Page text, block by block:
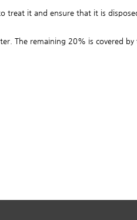
it and ensure that it is
The remaining 20% is covered